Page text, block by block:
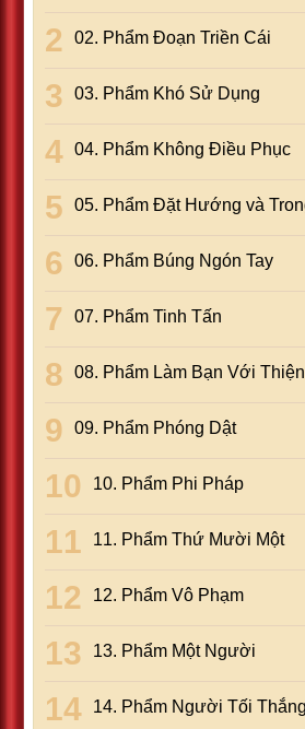
02. Phẩm Ðoạn Triền Cái
03. Phẩm Khó Sử Dụng
04. Phẩm Không Ðiều Phục
05. Phẩm Ðặt Hướng và
06. Phẩm Búng Ngón Tay
07. Phẩm Tinh Tấn
08. Phẩm Làm Bạn Với Thiện
09. Phẩm Phóng Dật
10. Phẩm Phi Pháp
11. Phẩm Thứ Mười Một
12. Phẩm Vô Phạm
13. Phẩm Một Người
14. Phẩm Người Tối Thắng